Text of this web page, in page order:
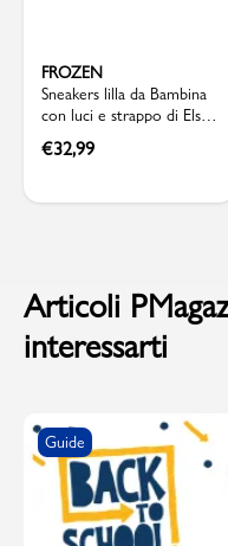
FROZEN
Sneakers lilla da Bambina
con luci e strappo di Elsa
Frozen
€32,99
Articoli
interessarti
Guide